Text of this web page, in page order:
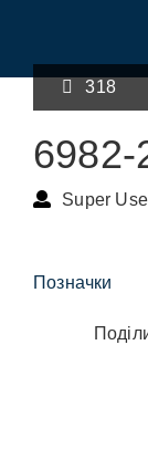
318
6982-
Super
Позначки